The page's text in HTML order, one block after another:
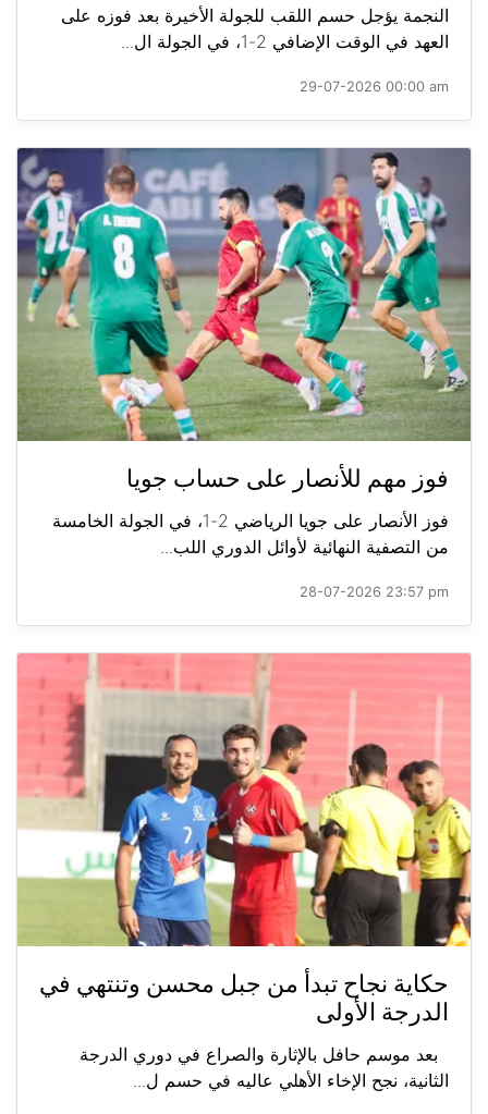
النجمة يؤجل حسم اللقب للجولة الأخيرة بعد فوزه على
العهد في الوقت الإضافي 2-1، في الجولة ال...
29-07-2026 00:00 am
فوز مهم للأنصار على حساب جويا
فوز الأنصار على جويا الرياضي 2-1، في الجولة الخامسة
من التصفية النهائية لأوائل الدوري اللب...
28-07-2026 23:57 pm
حكاية نجاح تبدأ من جبل محسن وتنتهي في
الدرجة الأولى
بعد موسم حافل بالإثارة والصراع في دوري الدرجة
الثانية، نجح الإخاء الأهلي عاليه في حسم ل...